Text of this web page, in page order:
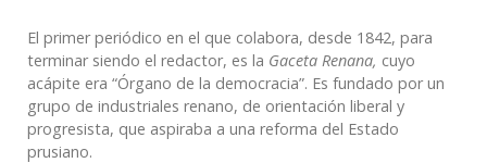
El primer periódico en el que colabora, desde 1842, para
terminar siendo el redactor, es la Gaceta Renana, cuyo
acápite era “Órgano de la democracia”. Es fundado por un
grupo de industriales renano, de orientación liberal y
progresista, que aspiraba a una reforma del Estado
prusiano.